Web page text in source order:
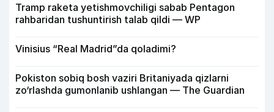
Tramp raketa yetishmovchiligi sabab Pentagon
rahbaridan tushuntirish talab qildi — WP
Vinisius “Real Madrid”da qoladimi?
Pokiston sobiq bosh vaziri Britaniyada qizlarni
zo‘rlashda gumonlanib ushlangan — The Guardian